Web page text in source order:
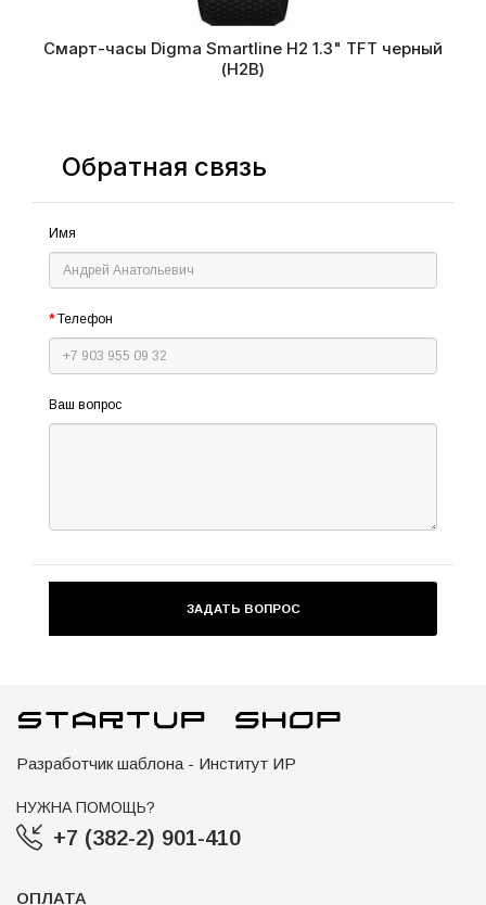
Смарт-часы Digma Smartline H2 1.3" TFT черный
(H2B)
Обратная связь
Имя
Телефон
Ваш вопрос
Разработчик шаблона - Институт ИР
НУЖНА ПОМОЩЬ?
+7 (382-2) 901-410
ОПЛАТА